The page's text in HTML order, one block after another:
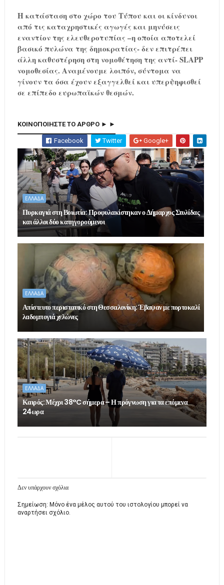
Η κατάσταση στο χώρο του Τύπου και οι κίνδυνοι
από τις καταχρηστικές αγωγές και μηνύσεις
εναντίον της ελευθεροτυπίας –η οποία αποτελεί
βασικό πυλώνα της δημοκρατίας- δεν επιτρέπει
άλλη καθυστέρηση στη νομοθέτηση της αντί- SLAPP
νομοθεσίας. Αναμένουμε λοιπόν, σύντομα να
γίνουν τα όσα έχουν εξαγγελθεί και υπερψηφισθεί
σε επίπεδο ευρωπαϊκών θεσμών.
ΚΟΙΝΟΠΟΙΗΣΤΕ ΤΟ ΑΡΘΡΟ ► ►
Facebook Twitter Google+
ΕΛΛΑΔΑ
Πυρκαγιά στη Βοιωτία: Προφυλακίστηκαν ο Δήμαρχος Στυλίδας
και άλλοι δύο κατηγορούμενοι
ΕΛΛΑΔΑ
Απίστευτο περιστατικό στη Θεσσαλονίκη: Έβαψαν με πορτοκαλί
λαδομπογιά χελώνες
ΕΛΛΑΔΑ
Καιρός: Μέχρι 38°C σήμερα – Η πρόγνωση για τα επόμενα
24ωρα
Δεν υπάρχουν σχόλια
Σημείωση: Μόνο ένα μέλος αυτού του ιστολογίου μπορεί να
αναρτήσει σχόλιο.